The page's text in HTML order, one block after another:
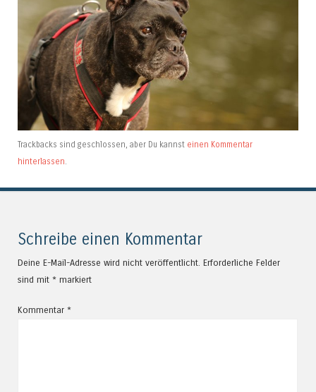
Trackbacks sind geschlossen, aber Du kannst einen Kommentar
hinterlassen.
Schreibe einen Kommentar
Deine E-Mail-Adresse wird nicht veröffentlicht. Erforderliche Felder
sind mit * markiert
Kommentar *